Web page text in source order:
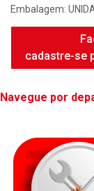
Embalagem:
cadastre-se
Navegue por